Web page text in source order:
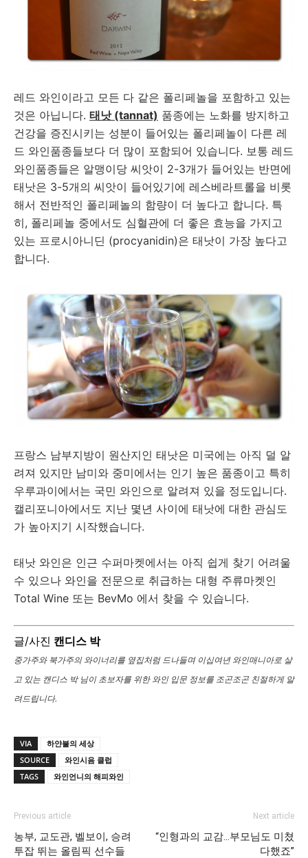
레드 와인이라고 모든 다 같은 폴리페놀을 포함하고 있는
것은 아닙니다. 태낫 (tannat) 품종에는 노화를 방지하고
건강을 증진시키는 성분이 들어있는 폴리페놀이 다른 레
드 와인품종들보다 더 많이 포함되어 있습니다. 보통 레드
와인품종들은 알맹이당 씨앗이 2-3개가 들어있는 반면에
태낫은 3-5개의 씨앗이 들어있기에 레스베라트롤을 비롯
해서 전반적인 폴리페놀의 함량이 더 높다고 합니다. 특
히, 폴리페놀 중에서도 심혈관에 더 좋은 효능을 가지고
있는 프로시아니딘 (procyanidin)은 태낫이 가장 높다고
합니다.
프랑스 남부지방이 원산지인 태낫은 미국에는 아직 덜 알
려져 있지만 남미와 중미에서는 인기 높은 품종이고 특히
우루과이에서는 국민 와인으로 알려져 있을 정도입니다.
캘리포니아에서도 지난 몇년 사이에 태낫에 대한 관심도
가 높아지기 시작했습니다.
태낫 와인은 인근 수퍼마켓에서는 아직 쉽게 찾기 어려울
수 있으나 와인을 전문으로 취급하는 대형 주류마켓인
Total Wine 또는 BevMo 에서 찾을 수 있습니다.
글/사진 캔디스 박
중가주와 북가주의 와이너리를 옆집처럼 드나들며 이십여년 와인매니아로 살
고 있는 캔디스 박 님이 초보자를 위한 와인 입문 정보를 조곤조곤 친절하게 알
려드립니다.
VIA
하얀불의 세상
SOURCE
와인시음 클럽
TAGS
와인언니의 해피와인
Previous article
농부, 교도관, 벨보이, 승려
투잡 뛰는 올림픽 선수들
Next article
“인형과의 교감…부모님도 미쳤
다했죠”